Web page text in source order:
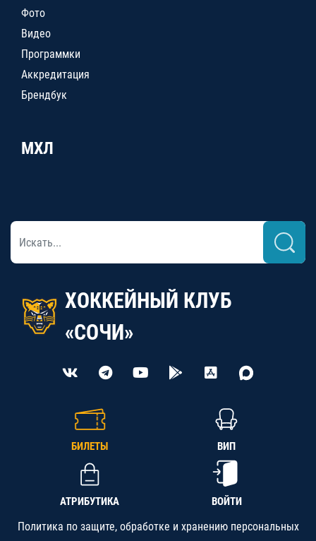
Фото
Видео
Программки
Аккредитация
Брендбук
МХЛ
ХОККЕЙНЫЙ КЛУБ
«СОЧИ»
БИЛЕТЫ ВИП
АТРИБУТИКА ВОЙТИ
Политика по защите, обработке и хранению персональных